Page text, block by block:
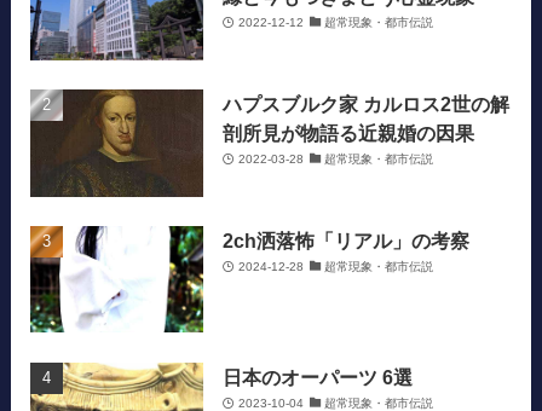
2022-12-12 超常現象・都市伝説
ハプスブルク家 カルロス2世の解
剖所見が物語る近親婚の因果
2022-03-28 超常現象・都市伝説
2ch洒落怖「リアル」の考察
2024-12-28 超常現象・都市伝説
日本のオーパーツ 6選
2023-10-04 超常現象・都市伝説